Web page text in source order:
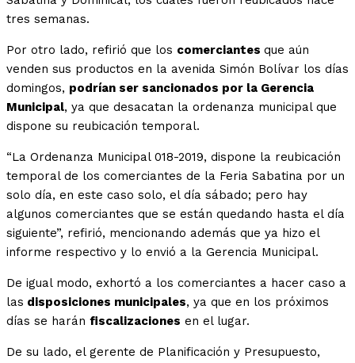
tres semanas.
Por otro lado, refirió que los comerciantes que aún
venden sus productos en la avenida Simón Bolívar los días
domingos, podrían ser sancionados por la Gerencia
Municipal, ya que desacatan la ordenanza municipal que
dispone su reubicación temporal.
“La Ordenanza Municipal 018-2019, dispone la reubicación
temporal de los comerciantes de la Feria Sabatina por un
solo día, en este caso solo, el día sábado; pero hay
algunos comerciantes que se están quedando hasta el día
siguiente”, refirió, mencionando además que ya hizo el
informe respectivo y lo envió a la Gerencia Municipal.
De igual modo, exhortó a los comerciantes a hacer caso a
las disposiciones municipales, ya que en los próximos
días se harán fiscalizaciones en el lugar.
De su lado, el gerente de Planificación y Presupuesto,